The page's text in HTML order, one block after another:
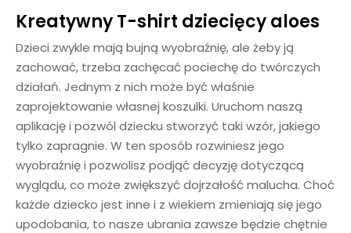
KreatywnyT-shirt dziecięcy aloes
Dzieci zwykle mają bujną wyobraźnię, ale żeby ją
zachować, trzeba zachęcać pociechę do twórczych
działań. Jednym z nich może być właśnie
zaprojektowanie własnej koszulki. Uruchom naszą
aplikację i pozwól dziecku stworzyć taki wzór, jakiego
tylko zapragnie. W ten sposób rozwiniesz jego
wyobraźnię i pozwolisz podjąć decyzję dotyczącą
wyglądu, co może zwiększyć dojrzałość malucha. Choć
każde dziecko jest inne i z wiekiem zmieniają się jego
upodobania, to nasze ubrania zawsze będzie chętnie